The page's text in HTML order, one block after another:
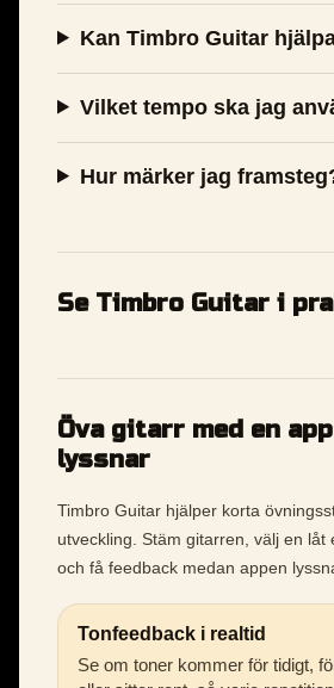
Kan Timbro Guitar
Vilket tempo ska jag
Hur märker jag
Se Timbro Guitar i
Öva gitarr med en
lyssnar
Timbro Guitar hjälper korta
utveckling. Stäm gitarren, välj en låt
och få feedback medan appen
Tonfeedback i realtid
Se om toner kommer för tidigt,